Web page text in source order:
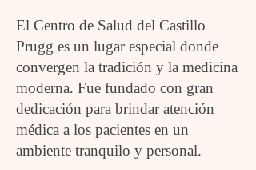
El Centro de Salud del Castillo
Prugg es un lugar especial donde
convergen la tradición y la medicina
moderna. Fue fundado con gran
dedicación para brindar atención
médica a los pacientes en un
ambiente tranquilo y personal.